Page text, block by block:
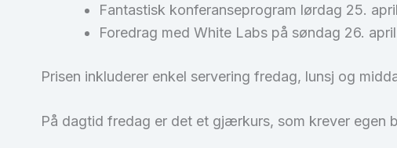
Fantastisk konferanseprogram lørdag 25.
Foredrag med White Labs på søndag 26.
Prisen inkluderer enkel servering fredag, lunsj og
På dagtid fredag er det et gjærkurs, som krever egen